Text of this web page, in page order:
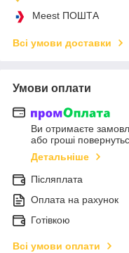
Meest ПОШТА
Всі умови доставки
Умови оплати
Ви отримаєте
або гроші
Детальніше
Післяплата
Оплата на рахунок
Готівкою
Всі умови оплати